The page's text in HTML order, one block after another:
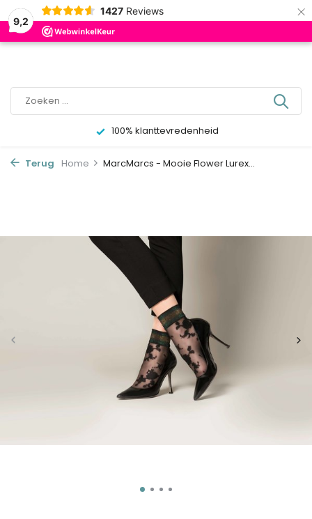
9,2
1427 Reviews ×
0
100% klanttevredenheid
Terug Home MarcMarcs - Mooie Flower Lurex...